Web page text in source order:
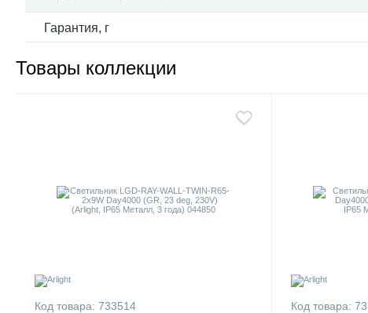
Гарантия, г
Товары коллекции
Код товара: 733514 Код товара: